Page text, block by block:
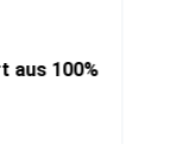
aus 100%